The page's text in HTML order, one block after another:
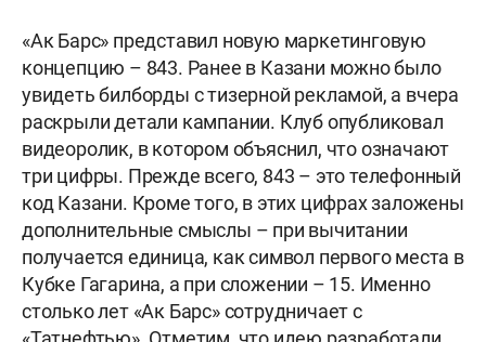
«Ак Барс» представил новую маркетинговую
концепцию – 843. Ранее в Казани можно было
увидеть билборды с тизерной рекламой, а вчера
раскрыли детали кампании. Клуб опубликовал
видеоролик, в котором объяснил, что означают
три цифры. Прежде всего, 843 – это телефонный
код Казани. Кроме того, в этих цифрах заложены
дополнительные смыслы – при вычитании
получается единица, как символ первого места в
Кубке Гагарина, а при сложении – 15. Именно
столько лет «Ак Барс» сотрудничает с